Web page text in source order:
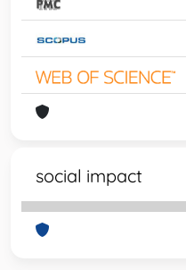
social impact